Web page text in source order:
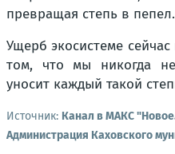
превращая степь в пепел.
Ущерб экосистеме
том, что мы никогда
уносит каждый такой
Источник: Канал в МАКС
Администрация Каховского